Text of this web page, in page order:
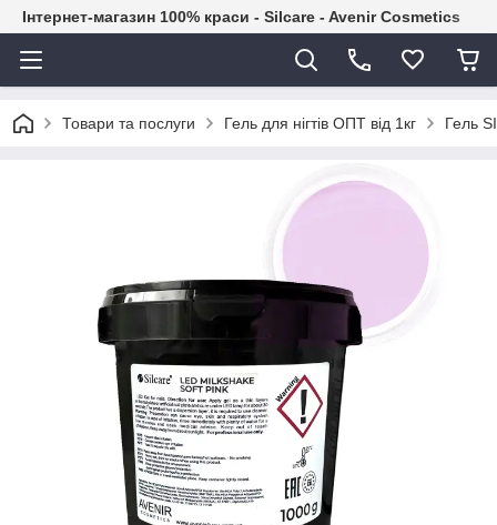
Інтернет-магазин 100% краси - Silcare - Avenir Cosmetics
Товари та послуги Гель для нігтів ОПТ від 1кг Гель